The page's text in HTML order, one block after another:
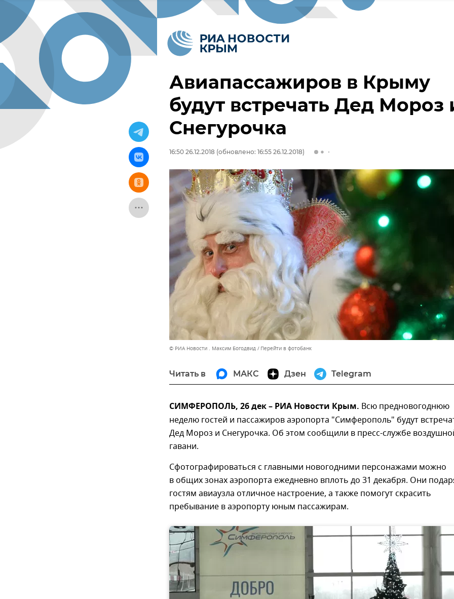
Авиапассажиров в Крыму
будут встречать Дед Мороз
Снегурочка
16:50 26.12.2018 (обновлено: 16:55 26.12.2018)
© РИА Новости . Максим Богодвид Перейти в фотобанк
Читать в МАКС Дзен Telegram
СИМФЕРОПОЛЬ, 26 дек – РИА Новости Крым. Всю предновогоднюю
неделю гостей и пассажиров аэропорта "Симферополь" будут
Дед Мороз и Снегурочка. Об этом сообщили в пресс-службе
гавани.
Сфотографироваться с главными новогодними персонажами можно
в общих зонах аэропорта ежедневно вплоть до 31 декабря. Они
гостям авиаузла отличное настроение, а также помогут скрасить
пребывание в аэропорту юным пассажирам.